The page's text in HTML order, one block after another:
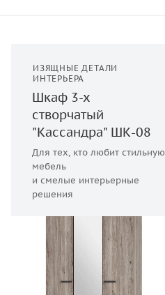
ИЗЯЩНЫЕ ДЕТАЛИ
ИНТЕРЬЕРА
Шкаф 3-х
створчатый
"Кассандра" ШК-08
Для тех, кто любит стильную
мебель
и смелые интерьерные
решения